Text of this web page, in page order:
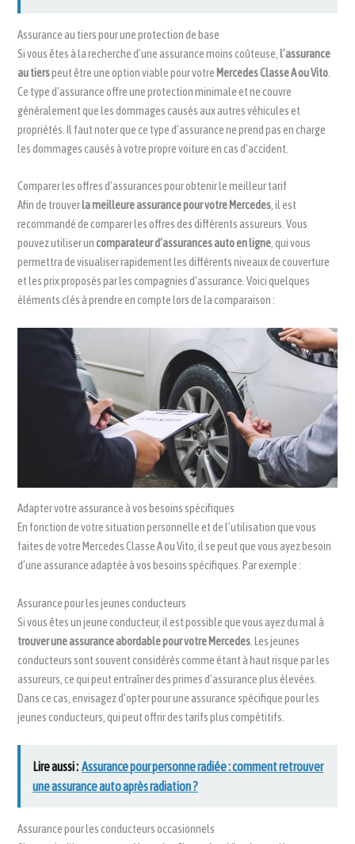
Assurance au tiers pour une protection de base
Si vous êtes à la recherche d’une assurance moins coûteuse,l’assurance
au tierspeut être une option viable pour votreMercedes Classe A ou Vito
Ce type d’assurance offre une protection minimale et ne couvre
généralement que les dommages causés aux autres véhicules et
propriétés. Il faut noter que ce type d’assurance ne prend pas en charge
les dommages causés à votre propre voiture en cas d’accident.
Comparer les offres d’assurances pour obtenir le meilleur tarif
Afin de trouverla meilleure assurance pour votre Mercedes , il est
recommandé de comparer les offres des différents assureurs. Vous
pouvez utiliser uncomparateur d’assurances auto en ligne , qui vous
permettra de visualiser rapidement les différents niveaux de couverture
et les prix proposés par les compagnies d’assurance. Voici quelques
éléments clés à prendre en compte lors de la comparaison :
Adapter votre assurance à vos besoins spécifiques
En fonction de votre situation personnelle et de l’utilisation que vous
faites de votre Mercedes Classe A ou Vito, il se peut que vous ayez besoin
d’une assurance adaptée à vos besoins spécifiques. Par exemple :
Assurance pour les jeunes conducteurs
Si vous êtes un jeune conducteur, il est possible que vous ayez du mal à
trouver une assurance abordable pour votre Mercedes . Les jeunes
conducteurs sont souvent considérés comme étant à haut risque par les
assureurs, ce qui peut entraîner des primes d’assurance plus élevées.
Dans ce cas, envisagez d’opter pour une assurance spécifique pour les
jeunes conducteurs, qui peut offrir des tarifs plus compétitifs.
Lire aussi : Assurance pour personne radiée : comment retrouver
une assurance auto après radiation ?
Assurance pour les conducteurs occasionnels